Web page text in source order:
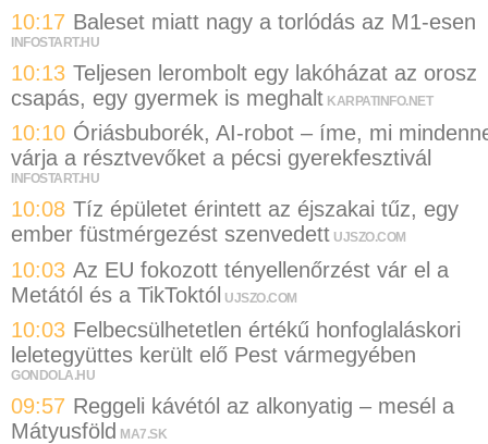
10:17 Baleset miatt nagy a torlódás az M1-esen
INFOSTART.HU
10:13 Teljesen lerombolt egy lakóházat az orosz
csapás, egy gyermek is meghalt KARPATINFO.NET
10:10 Óriásbuborék, AI-robot – íme, mi
várja a résztvevőket a pécsi gyerekfesztivál
INFOSTART.HU
10:08 Tíz épületet érintett az éjszakai tűz, egy
ember füstmérgezést szenvedett UJSZO.COM
10:03 Az EU fokozott tényellenőrzést vár el a
Metától és a TikToktól UJSZO.COM
10:03 Felbecsülhetetlen értékű honfoglaláskori
leletegyüttes került elő Pest vármegyében
GONDOLA.HU
09:57 Reggeli kávétól az alkonyatig – mesél a
Mátyusföld MA7.SK